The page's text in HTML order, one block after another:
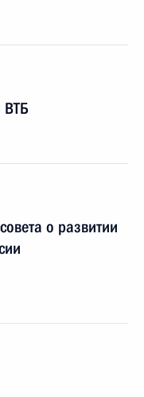
ВТБ
о развитии